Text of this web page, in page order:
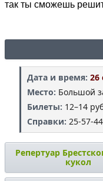
так ты сможешь
Дата и время: 26
Место: Большой
Билеты: 12–14
Справки: 25-57-
Репертуар
кукол